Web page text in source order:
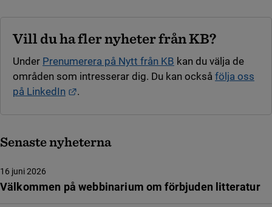
Vill du ha fler nyheter från KB?
Under Prenumerera på Nytt från KB kan du välja de
områden som intresserar dig. Du kan också följa oss
på LinkedIn
Länk till annan webbplats.
.
Senaste nyheterna
Välkommen på webbinarium om förbjuden litteratur
16 juni 2026